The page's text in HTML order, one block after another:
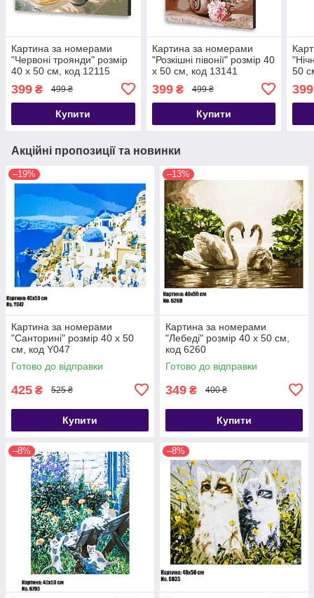
Картина за номерами
"Червоні троянди" розмір
40 х 50 см, код 12115
399 ₴ 499 ₴
Купити
Картина за номерами
"Розкішні півонії" розмір 40
х 50 см, код 13141
399₴ 499 ₴
Купити
50
399
Акційні пропозиції та новинки
–19%
Картина за номерами
"Санторині" розмір 40 х 50
см, код Y047
Готово до відправки
425 ₴ 525 ₴
Купити
–13%
Картина за номерами
"Лебеді" розмір 40 х 50 см,
код 6260
Готово до відправки
349 ₴ 400 ₴
Купити
–8% –8%